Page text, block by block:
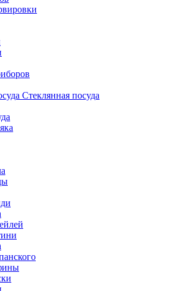
Стеклянная посуда